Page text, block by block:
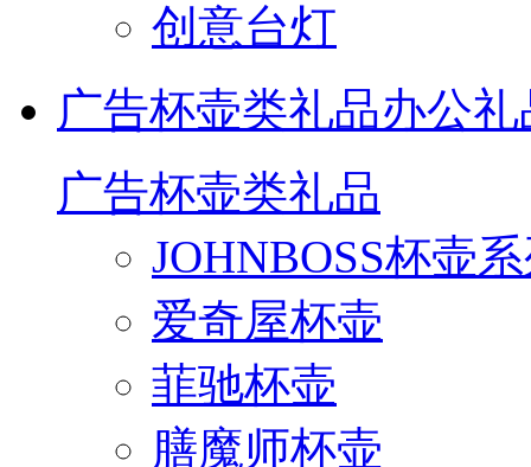
创意台灯
广告杯壶类礼品办公礼
广告杯壶类礼品
JOHNBOSS杯壶
爱奇屋杯壶
菲驰杯壶
膳魔师杯壶